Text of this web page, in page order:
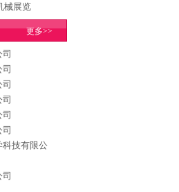
械展览
更多>>
科技有限公